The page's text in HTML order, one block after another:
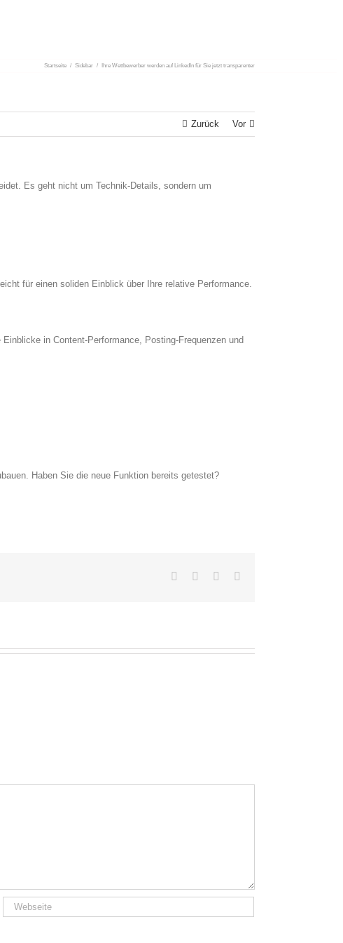
Startseite / Sidebar / Ihre Wettbewerber werden auf LinkedIn für Sie jetzt transparenter
Zurück Vor
Es geht nicht um Technik-Details, sondern um
für einen soliden Einblick über Ihre relative Performance.
in Content-Performance, Posting-Frequenzen und
Haben Sie die neue Funktion bereits getestet?
Facebook
TwitterLinkedIn